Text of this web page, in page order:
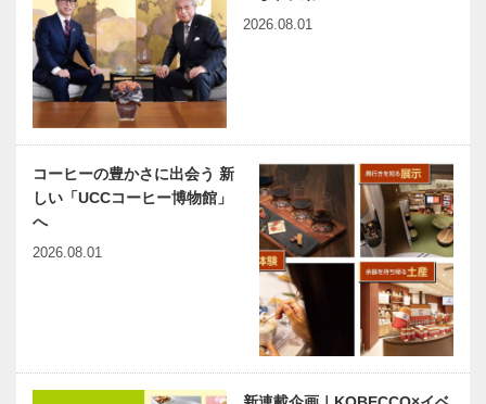
徒然なるままに Vol.1
る！！『…
／喫茶店の書
斎から 117
人物帖 ～其
の参拾五～
徳川頼宣（と
くがわよりの
ぶ） 1602
～16…
年の近況―結
婚式と絶対に
出待ちしても
いいですか？
｜第14回｜
日本唯一のボ
ランティア番
組！？華やか
2026.08.01
コーヒーの豊かさに出会う 新
しい「UCCコーヒー博物館」
へ
2026.08.01